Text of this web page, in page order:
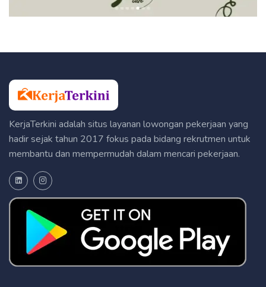
KerjaTerkini adalah situs layanan lowongan pekerjaan yang
hadir sejak tahun 2017 fokus pada bidang rekrutmen untuk
membantu dan mempermudah dalam mencari pekerjaan.